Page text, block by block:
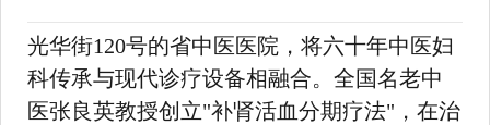
光华街120号的省中医医院，将六十年中医妇
科传承与现代诊疗设备相融合。全国名老中
医张良英教授创立"补肾活血分期疗法"，在治